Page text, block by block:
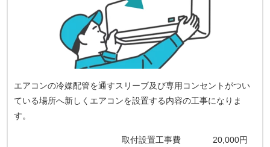
エアコンの冷媒配管を通すスリーブ及び専用コンセントがつい
ている場所へ新しくエアコンを設置する内容の工事になりま
す。
取付設置工事費
20,000円